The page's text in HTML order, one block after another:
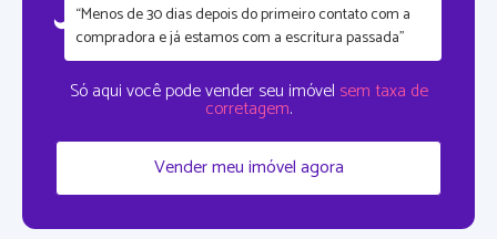
“Menos de 30 dias depois do primeiro contato com a
compradora e já estamos com a escritura passada”
Só aqui você pode vender seu imóvel sem taxa de
corretagem.
Vender meu imóvel agora